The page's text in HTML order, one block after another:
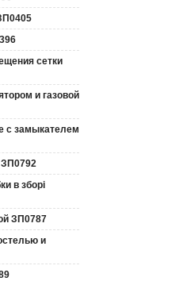
сетки
и газовой
с замыкателем
в зборі
ЗП0787
и